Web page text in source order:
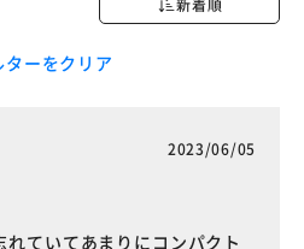
新着順
ターをクリア
2023/06/05
ていてあまりにコンパクト